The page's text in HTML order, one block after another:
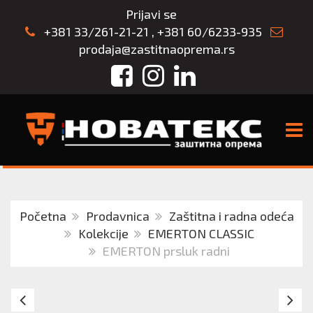
Prijavi se
+381 33/261-21-21 , +381 60/6233-935
prodaja@zastitnaoprema.rs
FacebookInstagram
LinkedIn
Početna Prodavnica
Zaštitna i radna odeća
Kolekcije
EMERTON CLASSIC
EMERTON prsluk radni
EMERTON